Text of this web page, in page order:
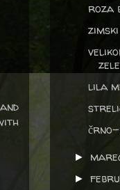
roza
lila
črno-
►
►